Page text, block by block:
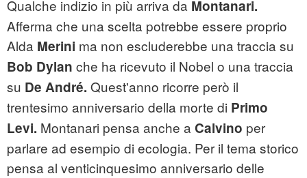
Qualche indizio in più arriva da Montanari.
Afferma che una scelta potrebbe essere proprio
Alda Merini ma non escluderebbe una traccia su
Bob Dylan che ha ricevuto il Nobel o una traccia
su De André. Quest'anno ricorre però il
trentesimo anniversario della morte di Primo
Levi. Montanari pensa anche a Calvino per
parlare ad esempio di ecologia. Per il tema storico
pensa al venticinquesimo anniversario delle